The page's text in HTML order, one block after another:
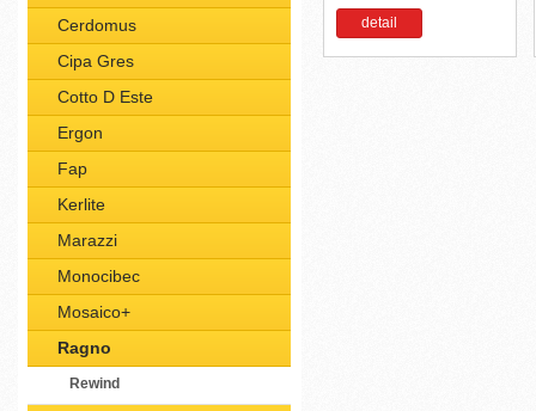
Cerdomus
Cipa Gres
Cotto D Este
Ergon
Fap
Kerlite
Marazzi
Monocibec
Mosaico+
Ragno
Rewind
detail